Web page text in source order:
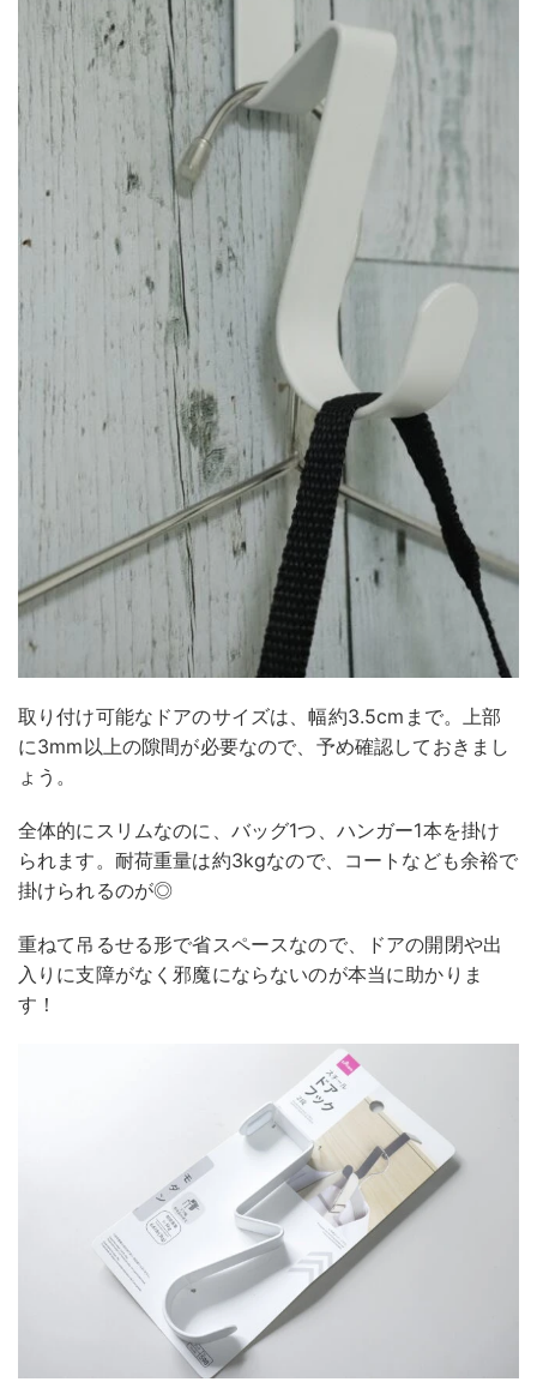
取り付け可能なドアのサイズは、幅約3.5cmまで。上部
に3mm以上の隙間が必要なので、予め確認しておきまし
ょう。
全体的にスリムなのに、バッグ1つ、ハンガー1本を掛け
られます。耐荷重量は約3kgなので、コートなども余裕で
掛けられるのが◎
重ねて吊るせる形で省スペースなので、ドアの開閉や出
入りに支障がなく邪魔にならないのが本当に助かりま
す！